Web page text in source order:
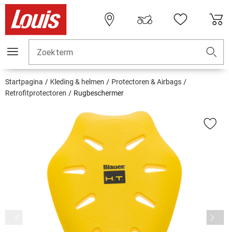
Zoekterm
Startpagina Kleding & helmen
Protectoren & Airbags
Retrofitprotectoren
Rugbeschermer